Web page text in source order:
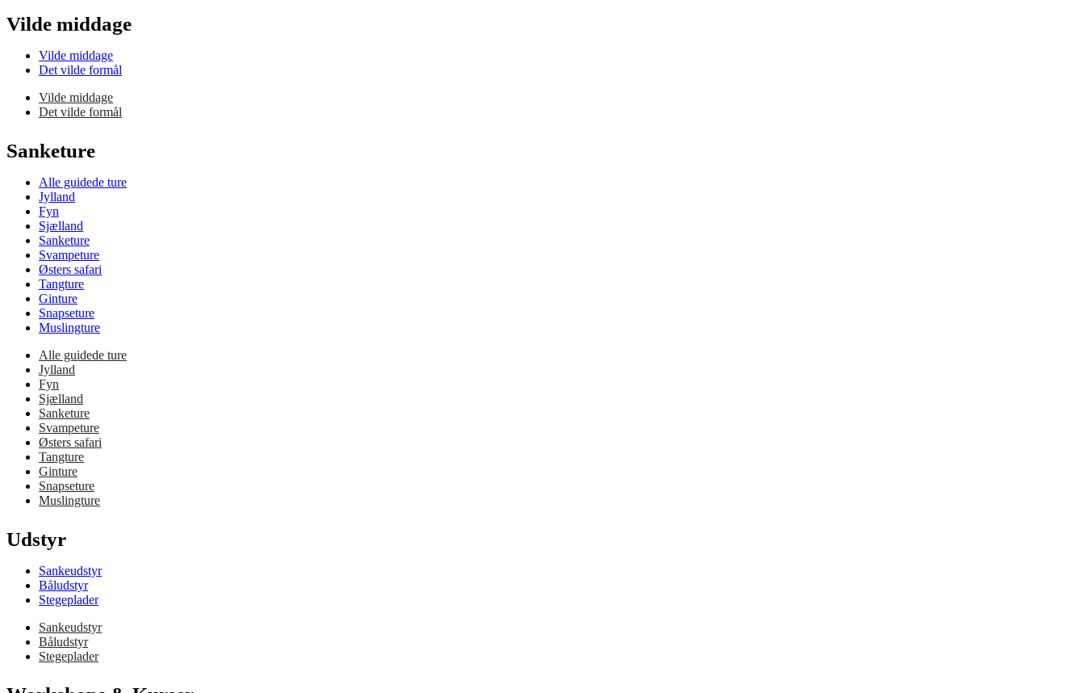
Vilde middage
Vilde middage
Det vilde formål
Vilde middage
Det vilde formål
Sanketure
Alle guidede ture
Jylland
Fyn
Sjælland
Sanketure
Svampeture
Østers safari
Tangture
Ginture
Snapseture
Muslingture
Alle guidede ture
Jylland
Fyn
Sjælland
Sanketure
Svampeture
Østers safari
Tangture
Ginture
Snapseture
Muslingture
Udstyr
Sankeudstyr
Båludstyr
Stegeplader
Sankeudstyr
Båludstyr
Stegeplader